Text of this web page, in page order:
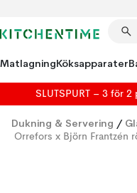
MatlagningKöksapparater
SLUTSPURT – 3 för
Dukning & Servering /
Orrefors x Björn Frantzén